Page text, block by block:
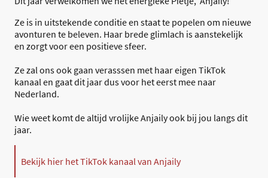
Ze is in uitstekende conditie en staat te popelen om nieuwe
avonturen te beleven. Haar brede glimlach is aanstekelijk
en zorgt voor een positieve sfeer.
Ze zal ons ook gaan verasssen met haar eigen TikTok
kanaal en gaat dit jaar dus voor het eerst mee naar
Nederland.
Wie weet komt de altijd vrolijke Anjaily ook bij jou langs dit
jaar.
Bekijk hier het TikTok kanaal van Anjaily